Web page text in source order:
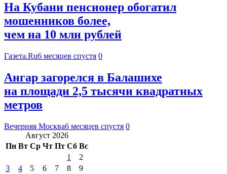
На Кубани пенсионер обогатил
мошенников более,
чем на 10 млн рублей
Газета.Ru6 месяцев спустя 0
Ангар загорелся в Балашихе
на площади 2,5 тысячи квадратных
метров
Вечерняя Москва6 месяцев спустя 0
Август 2026
Пн Вт Ср Чт Пт Сб Вс
1
2
3
4 5 6 7 8
9